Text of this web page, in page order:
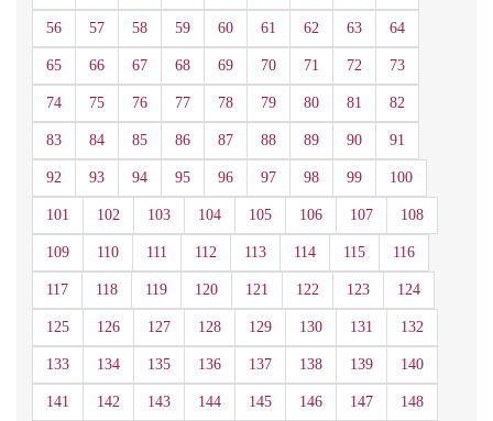
56 57 58 59 60 61 62 63 64
65 66 67 68 69 70 71 72 73
74 75 76 77 78 79 80 81 82
83 84 85 86 87 88 89 90 91
92 93 94 95 96 97 98 99 100
101 102 103 104 105 106 107 108
109 110 111 112 113 114 115 116
117 118 119 120 121 122 123 124
125 126 127 128 129 130 131 132
133 134 135 136 137 138 139 140
141 142 143 144 145 146 147 148